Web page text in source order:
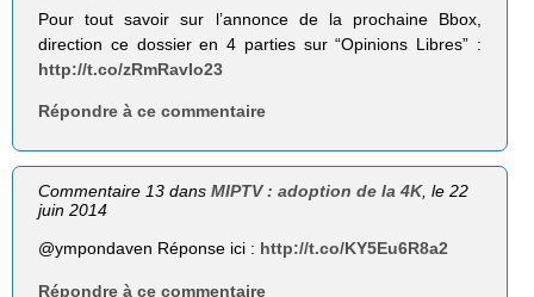
Pour tout savoir sur l’annonce de la prochaine Bbox,
direction ce dossier en 4 parties sur “Opinions Libres” :
http://t.co/zRmRavIo23
Répondre à ce commentaire
Commentaire 13 dansMIPTV : adoption de la 4K, le 22
juin 2014
@ympondaven Réponse ici : http://t.co/KY5Eu6R8a2
Répondre à ce commentaire